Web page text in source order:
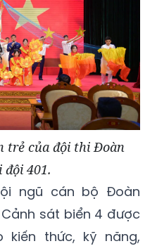
trẻ của đội thi Đoàn
đội 401.
ngũ cán bộ Đoàn
sát biển 4 được
kiến thức, kỹ năng,